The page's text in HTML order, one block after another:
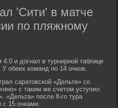
'Сити' в матче
по пляжному
и догнал в турнирной таблице
обеих команд по 14 очков.
саратовской «Дельте» со
с таким же счетом уступил
«Дельта» после 8-го тура
с 15 очками.